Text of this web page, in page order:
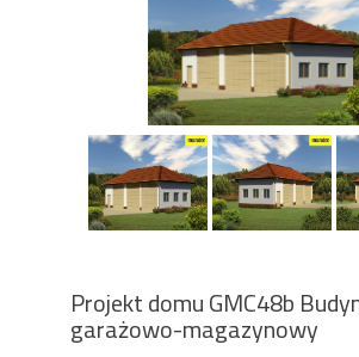
Projekt domu GMC48b
garażowo-magazynowy